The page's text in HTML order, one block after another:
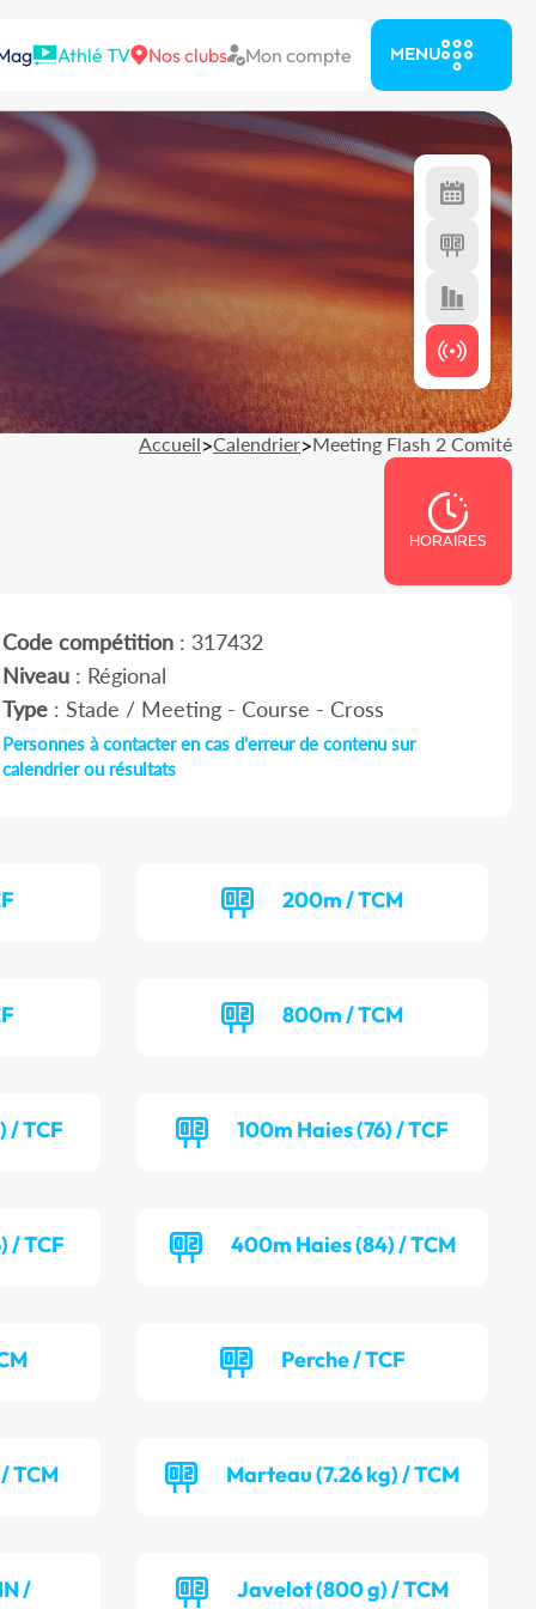
Athlé TV Nos clubs Mon compte MENU
Accueil>Calendrier>Meeting Flash 2 Comité
HORAIRES
Code compétition: 317432
Niveau: Régional
Type: Stade / Meeting - Course - Cross
Personnes à contacter en cas d'erreur de contenu sur
calendrier ou résultats
200m / TCM
800m / TCM
/ TCF 100m Haies (76) / TCF
/ TCF 400m Haies (84) / TCM
Perche / TCF
TCM Marteau (7.26 kg) / TCM
/ Javelot (800 g) / TCM